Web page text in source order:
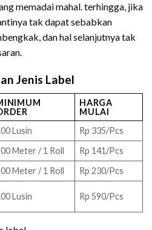
memadai mahal. terhingga, jika
tak dapat sebabkan
dan hal selanjutnya tak
Jenis Label
HARGA
MULAI
Lusin
Rp 335/Pcs
Meter / 1 Roll
Rp 141/Pcs
Meter / 1 Roll
Rp 230/Pcs
Lusin Rp 590/Pcs